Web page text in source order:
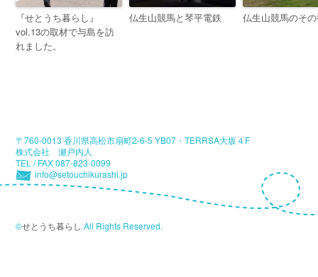
『せとうち暮らし』
vol.13の取材で与島を訪
れました。
仏生山競馬と琴平電鉄 仏生山競馬のそ
〒760-0013 香川県高松市扇町2-6-5 YB07・TERRSA大坂４F
株式会社 瀬戸内人
TEL / FAX 087-823-0099
info@setouchikurashi.jp
©せとうち暮らし All Rights Reserved.